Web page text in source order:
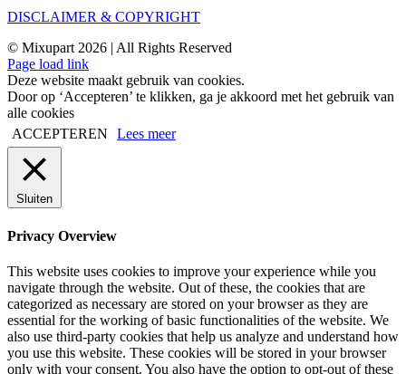
DISCLAIMER & COPYRIGHT
© Mixupart 2026 | All Rights Reserved
Page load link
Deze website maakt gebruik van cookies.
Door op ‘Accepteren’ te klikken, ga je akkoord met het gebruik van
alle cookies
ACCEPTEREN
Lees meer
Sluiten
Privacy Overview
This website uses cookies to improve your experience while you
navigate through the website. Out of these, the cookies that are
categorized as necessary are stored on your browser as they are
essential for the working of basic functionalities of the website. We
also use third-party cookies that help us analyze and understand how
you use this website. These cookies will be stored in your browser
only with your consent. You also have the option to opt-out of these